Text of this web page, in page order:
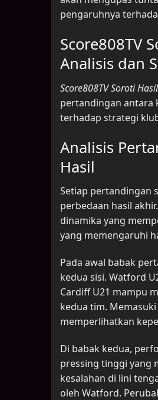
pengaruhnya
Score808TV
Analisis dan
Score808TV Soroti
pertandingan antara
terhadap strategi
Analisis
Hasil
Setiap pertandingan
perbedaan hasil
dinamika yang
yang memengaruhi
Pada awal babak
kedua sisi. Watford
Cardiff U21 mampu
kedua tim.
memperlihatkan
Di babak kedua,
pressing tinggi yang
kesalahan di lini
oleh Watford.